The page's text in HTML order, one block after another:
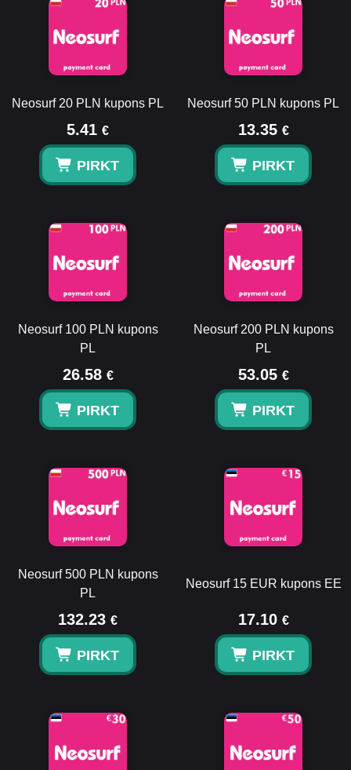
Neosurf 20 PLN kupons PL
5.41 €
PIRKT
Neosurf 50 PLN kupons PL
13.35 €
PIRKT
Neosurf 100 PLN kupons
PL
26.58 €
PIRKT
Neosurf 200 PLN kupons
PL
53.05 €
PIRKT
Neosurf 500 PLN kupons
PL
132.23 €
PIRKT
Neosurf 15 EUR kupons EE
17.10 €
PIRKT